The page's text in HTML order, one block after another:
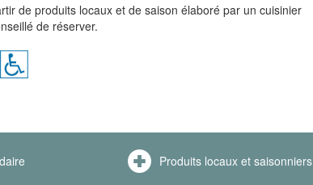
de produits locaux et de saison élaboré par un cuisinier
de réserver.
Produits locaux et saisonniers